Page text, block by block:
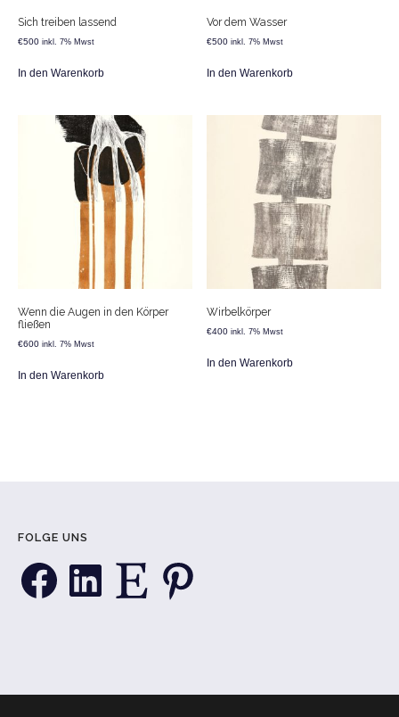
Sich treiben lassend
€500 inkl. 7% Mwst
In den Warenkorb
Vor dem Wasser
€500 inkl. 7% Mwst
In den Warenkorb
Wenn die Augen in den Körper
fließen
€600 inkl. 7% Mwst
In den Warenkorb
Wirbelkörper
€400 inkl. 7% Mwst
In den Warenkorb
FOLGE UNS
Facebook
LinkedIn Etsy Pinterest